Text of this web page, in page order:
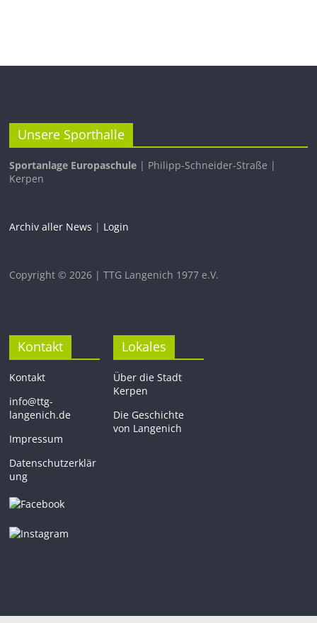
Unsere Sporthalle
Sportanlage Europaschule | Philipp-Schneider-Straße |
Kerpen
Archiv aller News | Login
Copyright © 2026 | TTG Langenich 1977 e.V.
Kontakt
Kontakt
info@ttg-
langenich.de
Impressum
Datenschutzerklär
ung
Lokales
Über die Stadt
Kerpen
Die Geschichte
von Langenich